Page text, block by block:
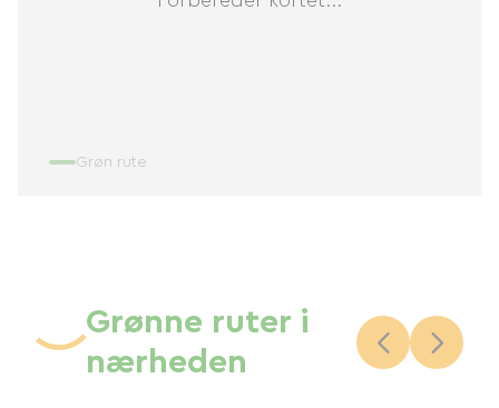
Grøn rute
Grønne ruter i
nærheden